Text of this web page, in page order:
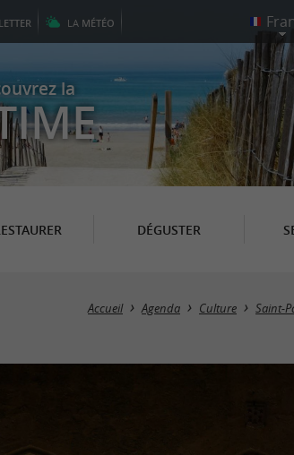
LA MÉTÉO
la
DÉGUSTER
Accueil Agenda Culture Saint-